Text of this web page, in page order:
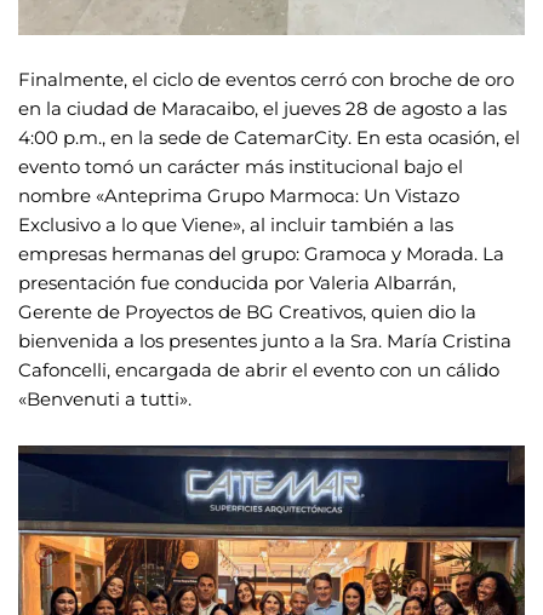
Finalmente, el ciclo de eventos cerró con broche de oro
en la ciudad de Maracaibo, el jueves 28 de agosto a las
4:00 p.m., en la sede de CatemarCity. En esta ocasión, el
evento tomó un carácter más institucional bajo el
nombre «Anteprima Grupo Marmoca: Un Vistazo
Exclusivo a lo que Viene», al incluir también a las
empresas hermanas del grupo: Gramoca y Morada. La
presentación fue conducida por Valeria Albarrán,
Gerente de Proyectos de BG Creativos, quien dio la
bienvenida a los presentes junto a la Sra. María Cristina
Cafoncelli, encargada de abrir el evento con un cálido
«Benvenuti a tutti».